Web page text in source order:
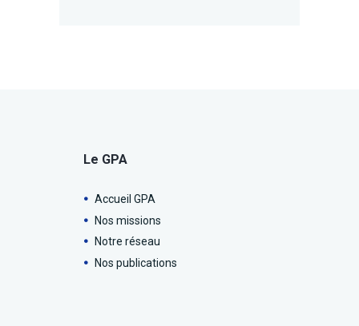
Le GPA
Accueil GPA
Nos missions
Notre réseau
Nos publications